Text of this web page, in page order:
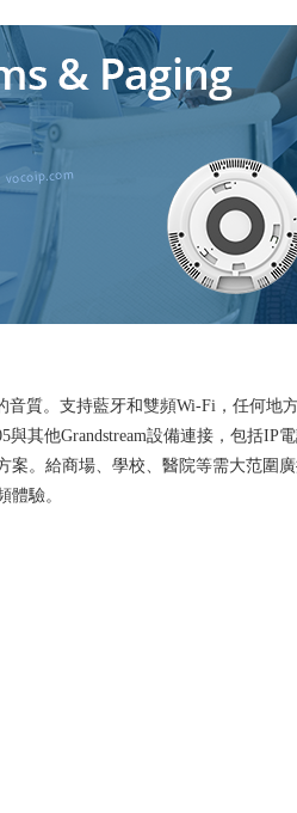
質。支持藍牙和雙頻Wi-Fi，任何地
其他Grandstream設備連接，包括IP
案。給商場、學校、醫院等需大范圍
驗。